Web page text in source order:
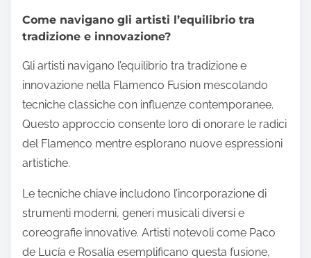
Come navigano gli artisti l’equilibrio tra
tradizione e innovazione?
Gli artisti navigano l’equilibrio tra tradizione e
innovazione nella Flamenco Fusion mescolando
tecniche classiche con influenze contemporanee.
Questo approccio consente loro di onorare le radici
del Flamenco mentre esplorano nuove espressioni
artistiche.
Le tecniche chiave includono l’incorporazione di
strumenti moderni, generi musicali diversi e
coreografie innovative. Artisti notevoli come Paco
de Lucía e Rosalía esemplificano questa fusione,